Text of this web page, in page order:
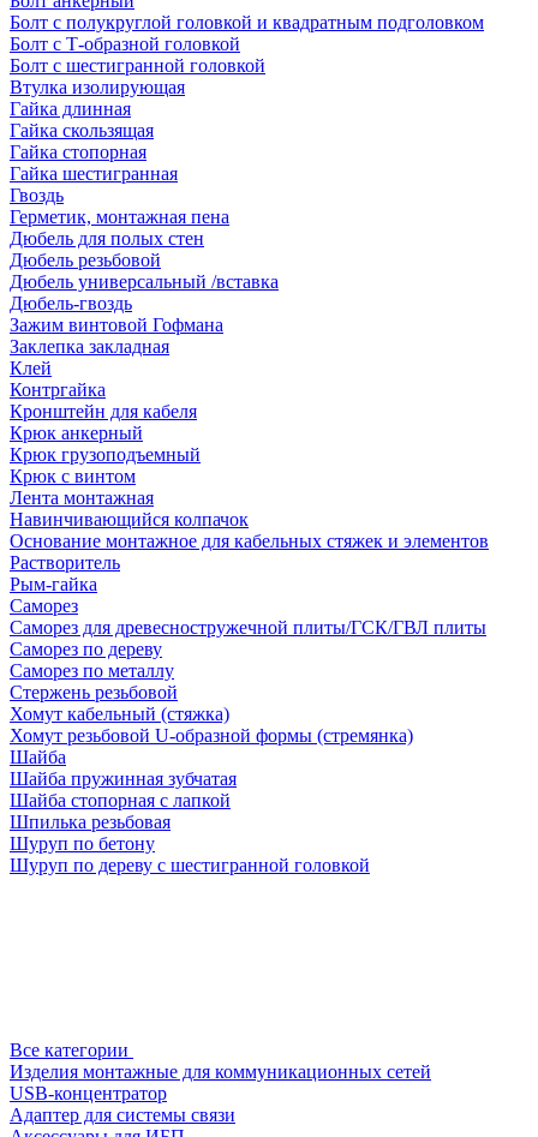
Болт с полукруглой головкой и квадратным подголовком
Болт с Т-образной головкой
Болт с шестигранной головкой
Втулка изолирующая
Гайка длинная
Гайка скользящая
Гайка стопорная
Гайка шестигранная
Гвоздь
Герметик, монтажная пена
Дюбель для полых стен
Дюбель резьбовой
Дюбель универсальный /вставка
Дюбель-гвоздь
Зажим винтовой Гофмана
Заклепка закладная
Клей
Контргайка
Кронштейн для кабеля
Крюк анкерный
Крюк грузоподъемный
Крюк с винтом
Лента монтажная
Навинчивающийся колпачок
Основание монтажное для кабельных стяжек и элементов
Растворитель
Рым-гайка
Саморез
Саморез для древесностружечной плиты/ГСК/ГВЛ плиты
Саморез по дереву
Саморез по металлу
Стержень резьбовой
Хомут кабельный (стяжка)
Хомут резьбовой U-образной формы (стремянка)
Шайба
Шайба пружинная зубчатая
Шайба стопорная с лапкой
Шпилька резьбовая
Шуруп по бетону
Шуруп по дереву с шестигранной головкой
Все категории
Изделия монтажные для коммуникационных сетей
USB-концентратор
Адаптер для системы связи